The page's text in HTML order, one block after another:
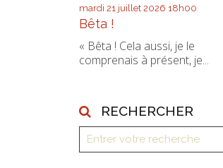
mardi 21 juillet 2026 18h00
Bêta !
« Bêta ! Cela aussi, je le
comprenais à présent, je...
RECHERCHER